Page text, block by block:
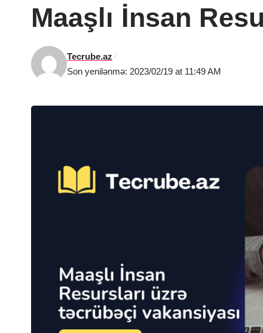
Maaşlı İnsan
Son yenilənmə: 2023/02/19 at 11:49 AM
Tecrube.az